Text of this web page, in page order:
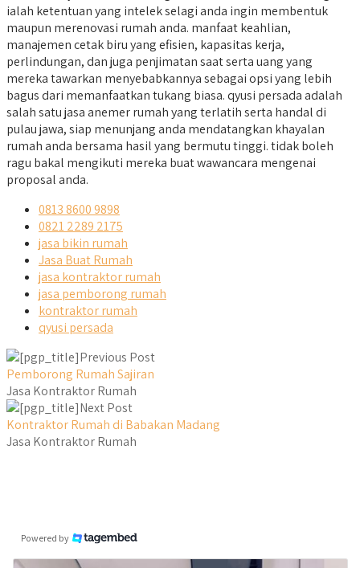
ialah ketentuan yang intelek selagi anda ingin membentuk
maupun merenovasi rumah anda. manfaat keahlian,
manajemen cetak biru yang efisien, kapasitas kerja,
perlindungan, dan juga penjimatan saat serta uang yang
mereka tawarkan menyebabkannya sebagai opsi yang lebih
bagus dari memanfaatkan tukang biasa. qyusi persada adalah
salah satu jasa anemer rumah yang terlatih serta handal di
pulau jawa, siap menunjang anda mendatangkan khayalan
rumah anda bersama hasil yang bermutu tinggi. tidak boleh
ragu bakal mengikuti mereka buat wawancara mengenai
proposal anda.
0813 8600 9898
0821 2289 2175
jasa bikin rumah
Jasa Buat Rumah
jasa kontraktor rumah
jasa pemborong rumah
kontraktor rumah
qyusi persada
Previous Post
Pemborong Rumah Sajiran
Jasa Kontraktor Rumah
Next Post
Kontraktor Rumah di Babakan Madang
Jasa Kontraktor Rumah
Powered by